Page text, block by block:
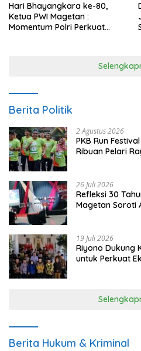
Hari Bhayangkara ke-80,
Ketua PWI Magetan :
Momentum Polri Perkuat
Berita Politik
2 Agustus 2026
PKB Run
Ribuan Pelari
26 Juli 2026
Refleksi 30
Magetan Soroti
19 Juli 2026
Riyono Dukung
untuk Perkuat
Berita Hukum & Kriminal